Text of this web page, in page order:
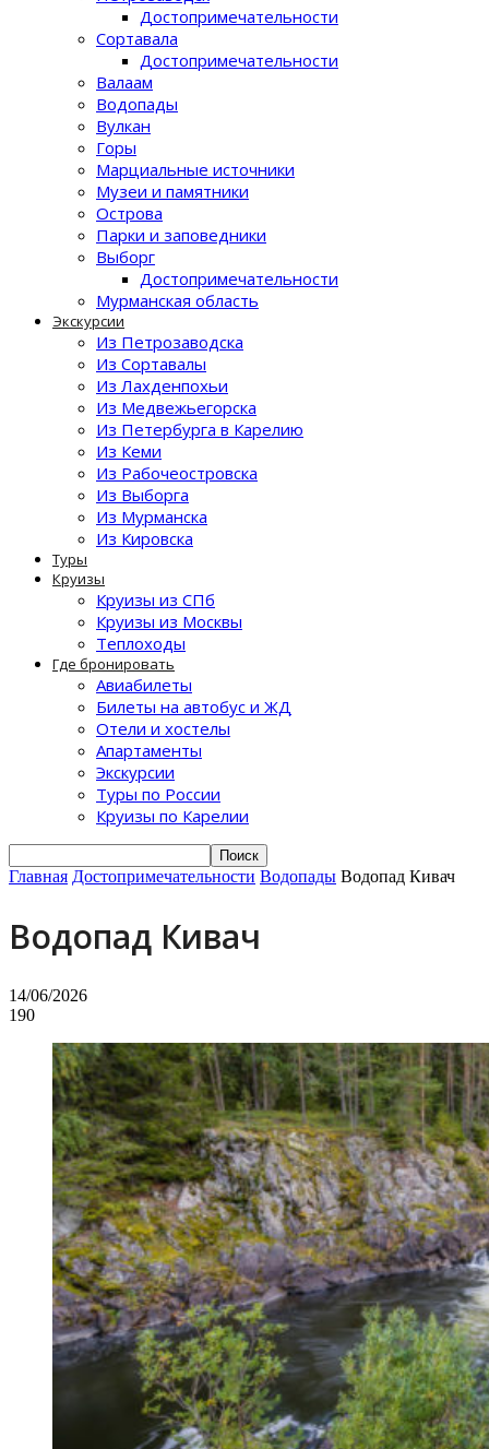
Достопримечательности
Сортавала
Достопримечательности
Валаам
Водопады
Вулкан
Горы
Марциальные источники
Музеи и памятники
Острова
Парки и заповедники
Выборг
Достопримечательности
Мурманская область
Экскурсии
Из Петрозаводска
Из Сортавалы
Из Лахденпохьи
Из Медвежьегорска
Из Петербурга в Карелию
Из Кеми
Из Рабочеостровска
Из Выборга
Из Мурманска
Из Кировска
Туры
Круизы
Круизы из СПб
Круизы из Москвы
Теплоходы
Где бронировать
Авиабилеты
Билеты на автобус и ЖД
Отели и хостелы
Апартаменты
Экскурсии
Туры по России
Круизы по Карелии
Главная Достопримечательности Водопады Водопад Кивач
Водопад Кивач
14/06/2026
190